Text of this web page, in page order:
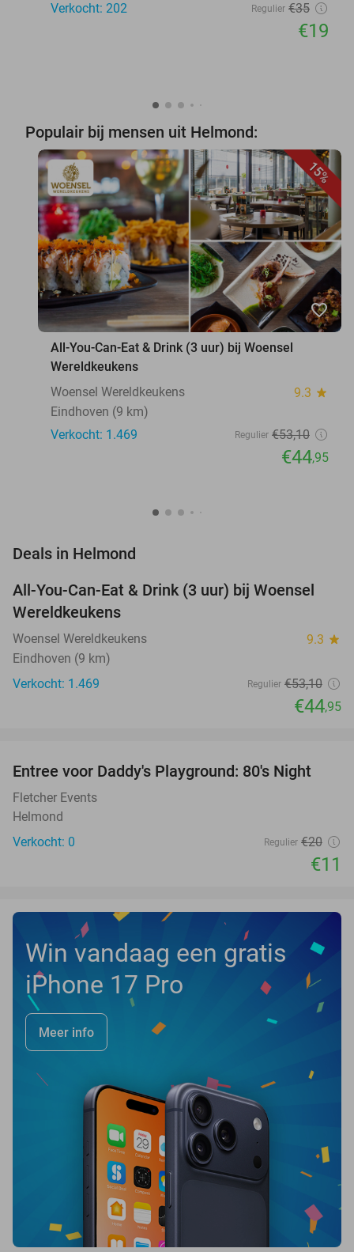
Verkocht: 202 Regulier €35
€19
Populair bij mensen uit Helmond:
15%
favorite_border
All-You-Can-Eat & Drink (3 uur) bij Woensel
Wereldkeukens
Woensel Wereldkeukens
9.3 star
Eindhoven (9 km)
Verkocht: 1.469
Regulier €53,10
€44,95
Deals in Helmond
15%
All-You-Can-Eat & Drink (3 uur) bij Woensel
Wereldkeukens
Woensel Wereldkeukens 9.3 star
Eindhoven (9 km)
Verkocht: 1.469
Regulier €53,10
€44,95
45%
TODAY
Entree voor Daddy's Playground: 80's Night
Fletcher Events
Helmond
Verkocht: 0
Regulier €20
€11
Win vandaag een gratis
iPhone 17 Pro
Meer info